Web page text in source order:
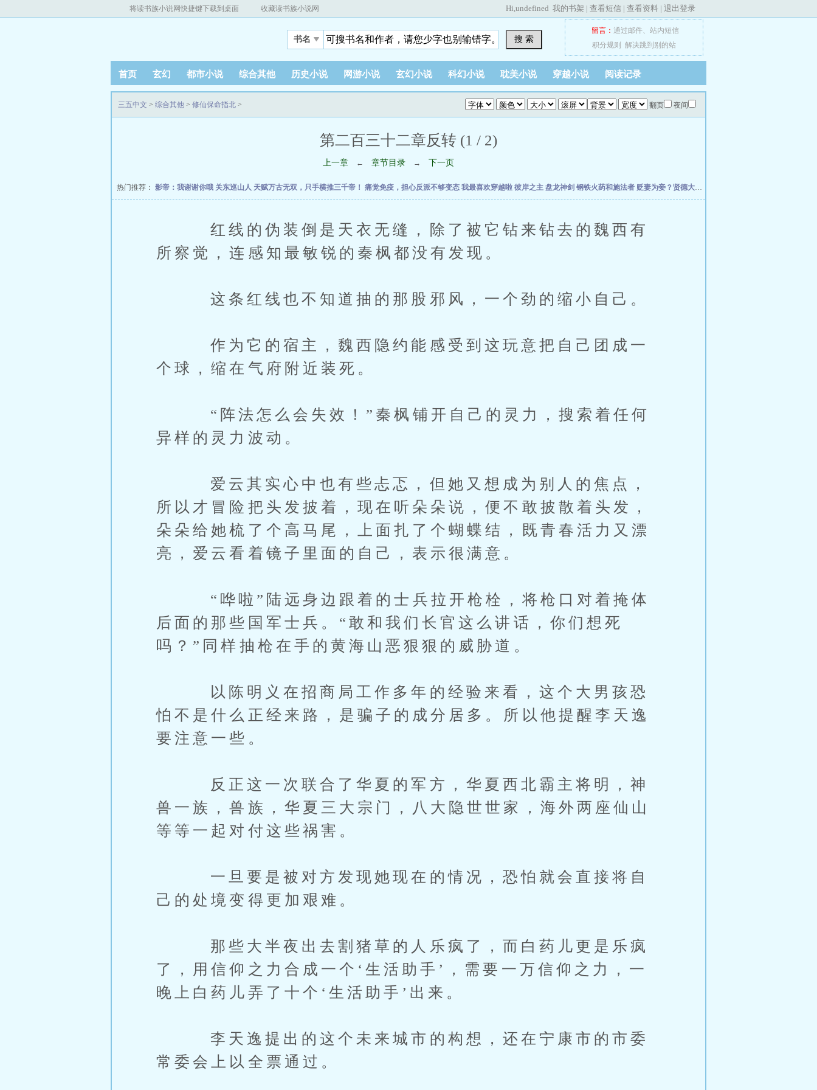
将读书族小说网快捷键下载到桌面 收藏读书族小说网 Hi,undefined 我的书架 | 查看短信 | 查看资料 | 退出登录
书名 搜 索
留言： 通过邮件、 站内短信
积分规则
解决跳到别的站
首页 玄幻 都市小说 综合其他 历史小说 网游小说 玄幻小说 科幻小说 耽美小说 穿越小说 阅读记录
翻页 夜间
三五中文 > 综合其他 > 修仙保命指北 >
第二百三十二章反转 (1 / 2)
上一章 ← 章节目录 → 下一页
热门推荐： 影帝：我谢谢你哦 关东巡山人 天赋万古无双，只手横推三千帝！ 痛觉免疫，担心反派不够变态 我最喜欢穿越啦 彼岸之主 盘龙神剑 钢铁火药和施法者 贬妻为妾？贤德大妇她掀桌了
红线的伪装倒是天衣无缝，除了被它钻来钻去的魏西有
所察觉，连感知最敏锐的秦枫都没有发现。
这条红线也不知道抽的那股邪风，一个劲的缩小自己。
作为它的宿主，魏西隐约能感受到这玩意把自己团成一
个球，缩在气府附近装死。
“阵法怎么会失效！”秦枫铺开自己的灵力，搜索着任何
异样的灵力波动。
爱云其实心中也有些忐忑，但她又想成为别人的焦点，
所以才冒险把头发披着，现在听朵朵说，便不敢披散着头发，
朵朵给她梳了个高马尾，上面扎了个蝴蝶结，既青春活力又漂
亮，爱云看着镜子里面的自己，表示很满意。
“哗啦”陆远身边跟着的士兵拉开枪栓，将枪口对着掩体
后面的那些国军士兵。“敢和我们长官这么讲话，你们想死
吗？”同样抽枪在手的黄海山恶狠狠的威胁道。
以陈明义在招商局工作多年的经验来看，这个大男孩恐
怕不是什么正经来路，是骗子的成分居多。所以他提醒李天逸
要注意一些。
反正这一次联合了华夏的军方，华夏西北霸主将明，神
兽一族，兽族，华夏三大宗门，八大隐世世家，海外两座仙山
等等一起对付这些祸害。
一旦要是被对方发现她现在的情况，恐怕就会直接将自
己的处境变得更加艰难。
那些大半夜出去割猪草的人乐疯了，而白药儿更是乐疯
了，用信仰之力合成一个‘生活助手’，需要一万信仰之力，一
晚上白药儿弄了十个‘生活助手’出来。
李天逸提出的这个未来城市的构想，还在宁康市的市委
常委会上以全票通过。